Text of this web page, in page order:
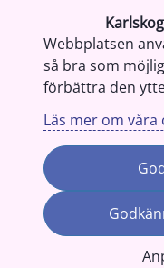
Webbplatsen
så bra som
förbättra den
Läs mer om våra